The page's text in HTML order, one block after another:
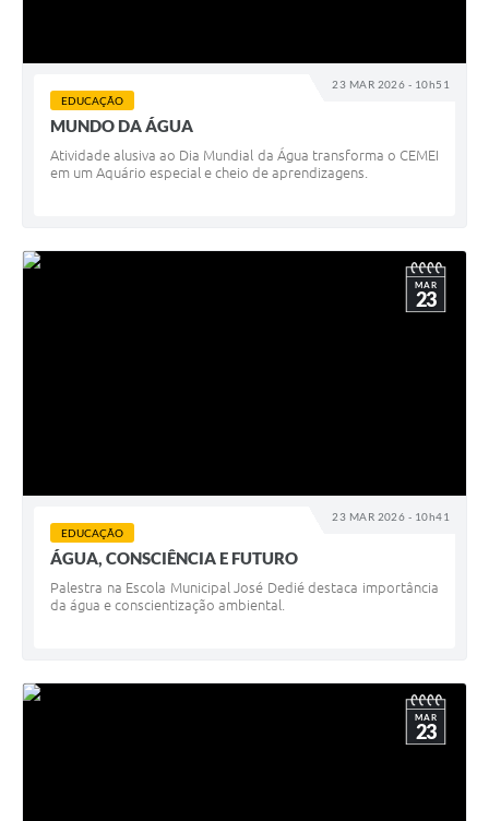
23 MAR 2026 - 10h51
EDUCAÇÃO
MUNDO DA ÁGUA
Atividade alusiva ao Dia Mundial da Água transforma o CEMEI
em um Aquário especial e cheio de aprendizagens.
23 MAR 2026 - 10h41
MAR
23
EDUCAÇÃO
ÁGUA, CONSCIÊNCIA E FUTURO
Palestra na Escola Municipal José Dedié destaca importância
da água e conscientização ambiental.
MAR
23